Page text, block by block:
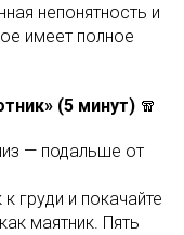
непонятность и
имеет полное
(5 минут) 🧣
— подальше от
груди и покачайте
маятник. Пять